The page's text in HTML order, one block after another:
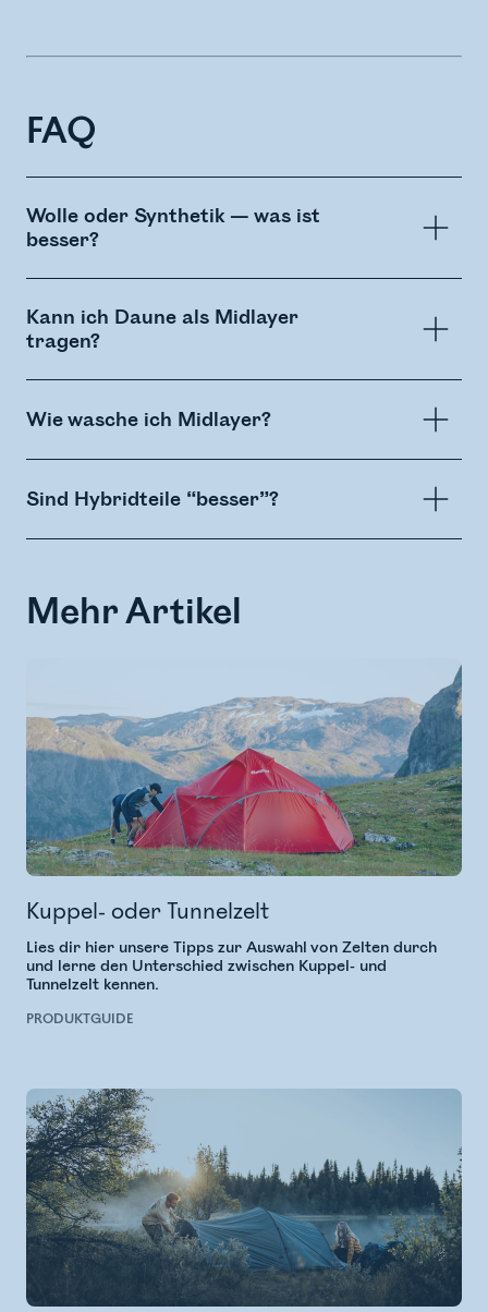
FAQ
Wolle oder Synthetik — was ist
besser?
Kann ich Daune als Midlayer
tragen?
Wie wasche ich Midlayer?
Sind Hybridteile “besser”?
Mehr Artikel
Kuppel- oder Tunnelzelt
Lies dir hier unsere Tipps zur Auswahl von Zelten durch
und lerne den Unterschied zwischen Kuppel- und
Tunnelzelt kennen.
PRODUKTGUIDE